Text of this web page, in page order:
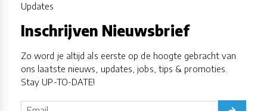
Updates
Inschrijven Nieuwsbrief
Zo word je altijd als eerste op de hoogte gebracht van
ons laatste nieuws, updates, jobs, tips & promoties.
Stay UP-TO-DATE!